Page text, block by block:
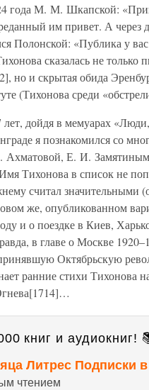
года М. М. Шкапской:
им привет. А через
Полонской: «Публика у
сказалась не только
но и скрытая обида
(Тихонова среди
лет, дойдя в мемуарах
я познакомился со
Ахматовой, Е. И.
Тихонова в список не
считал значительными
же, опубликованном
и о поездке в Киев,
в главе о Москве
Октябрьскую
ранние стихи Тихонова
книг и аудиокниг!
Литрес Подписки
чтением